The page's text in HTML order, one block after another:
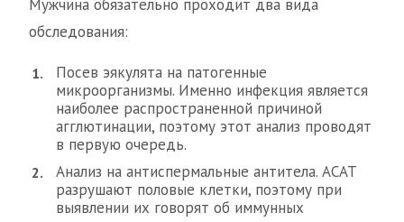
Мужчина обязательно проходит два вида
обследования:
Посев эякулята на патогенные
микроорганизмы. Именно инфекция является
наиболее распространенной причиной
агглютинации, поэтому этот анализ проводят
в первую очередь.
Анализ на антиспермальные антитела. АСАТ
разрушают половые клетки, поэтому при
выявлении их говорят об иммунных